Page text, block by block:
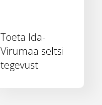
Toeta Ida-
Virumaa seltsi
tegevust